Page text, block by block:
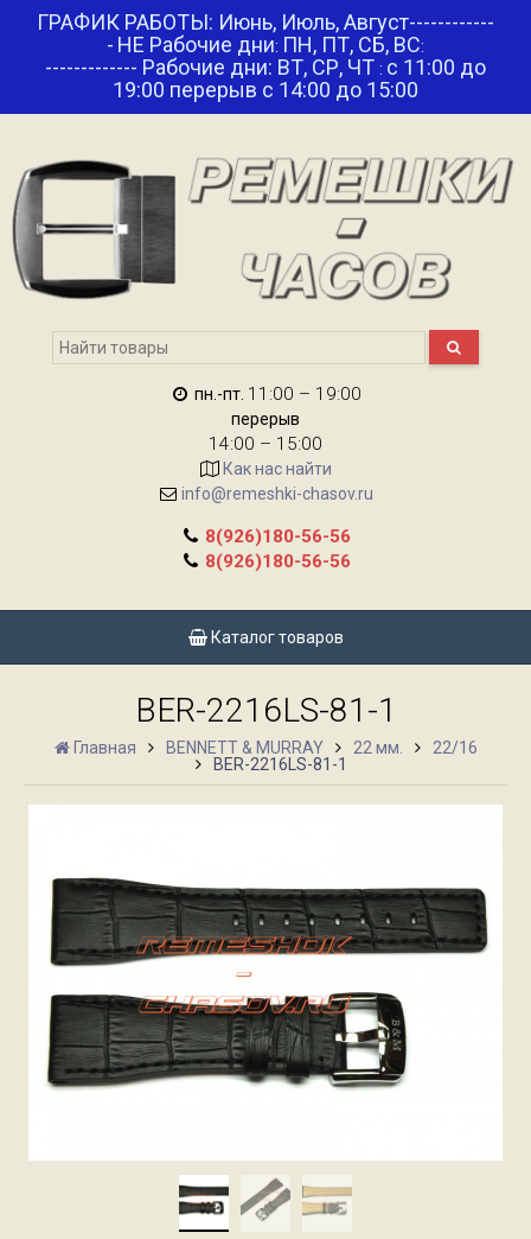
ГРАФИК РАБОТЫ: Июнь, Июль, Август------------
- НЕ Рабочие дни: ПН, ПТ, СБ, ВС:
------------- Рабочие дни: ВТ, СР, ЧТ : с 11:00 до
19:00 перерыв с 14:00 до 15:00
пн.-пт. 11:00 – 19:00
перерыв
14:00 – 15:00
Как нас найти
info@remeshki-chasov.ru
8(926)180-56-56
8(926)180-56-56
Каталог товаров
BER-2216LS-81-1
Главная BENNETT & MURRAY 22 мм.
22/16
BER-2216LS-81-1